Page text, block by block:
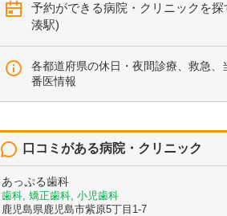
予約ができる病院・クリニックを探
湊駅)
各都道府県の休日・夜間診療、救急、
番医情報
口コミがある病院・クリニック
あっぷる歯科
歯科, 矯正歯科, 小児歯科
鹿児島県鹿児島市紫原5丁目1-7